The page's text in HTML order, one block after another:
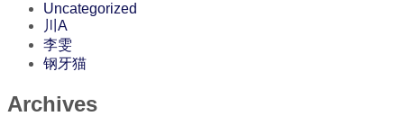
Uncategorized
川A
李雯
钢牙猫
Archives